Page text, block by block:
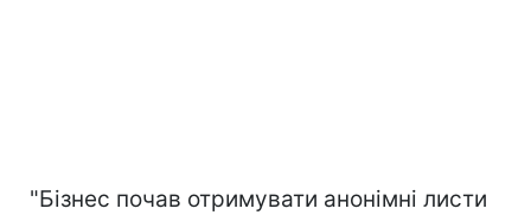
"Бізнес почав отримувати анонімні листи